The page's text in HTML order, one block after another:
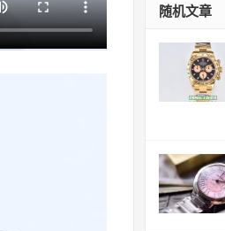
随机文章